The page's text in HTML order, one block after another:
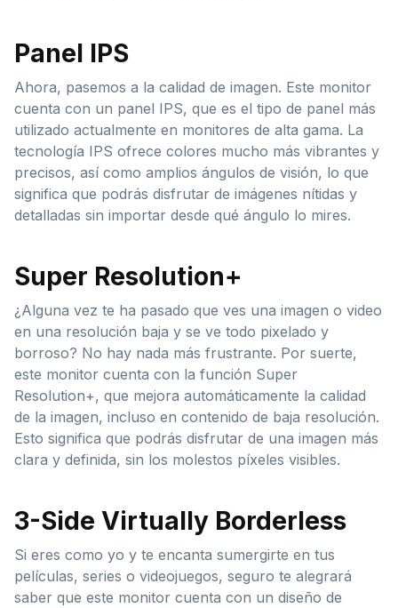
Panel IPS
Ahora, pasemos a la calidad de imagen. Este monitor
cuenta con un panel IPS, que es el tipo de panel más
utilizado actualmente en monitores de alta gama. La
tecnología IPS ofrece colores mucho más vibrantes y
precisos, así como amplios ángulos de visión, lo que
significa que podrás disfrutar de imágenes nítidas y
detalladas sin importar desde qué ángulo lo mires.
Super Resolution+
¿Alguna vez te ha pasado que ves una imagen o video
en una resolución baja y se ve todo pixelado y
borroso? No hay nada más frustrante. Por suerte,
este monitor cuenta con la función Super
Resolution+, que mejora automáticamente la calidad
de la imagen, incluso en contenido de baja resolución.
Esto significa que podrás disfrutar de una imagen más
clara y definida, sin los molestos píxeles visibles.
3-Side Virtually Borderless
Si eres como yo y te encanta sumergirte en tus
películas, series o videojuegos, seguro te alegrará
saber que este monitor cuenta con un diseño de